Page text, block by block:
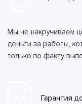
Мы не накручиваем
деньги за работы,
только по факту
Гарантия